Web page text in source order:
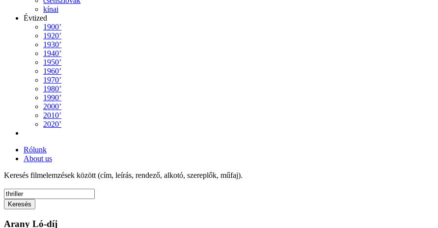
kínai
Évtized
1900’
1920’
1930’
1940’
1950’
1960’
1970’
1980’
1990’
2000’
2010’
2020’
Rólunk
About us
Keresés filmelemzések között (cím, leírás, rendező, alkotó, szereplők, műfaj).
Keresés
Arany Ló-díj